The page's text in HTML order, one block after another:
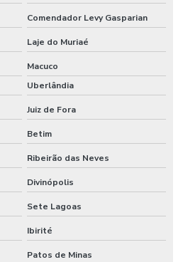
Comendador Levy Gasparian
Laje do Muriaé
Macuco
Uberlândia
Juiz de Fora
Betim
Ribeirão das Neves
Divinópolis
Sete Lagoas
Ibirité
Patos de Minas